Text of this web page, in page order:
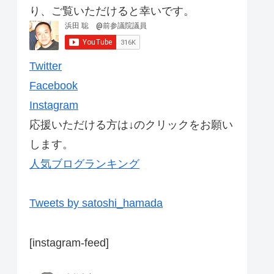
り、ご覧いただけると幸いです。
Twitter
Facebook
Instagram
応援いただける方は↓のクリックをお願い
します。
人気ブログランキング
Tweets by satoshi_hamada
[instagram-feed]